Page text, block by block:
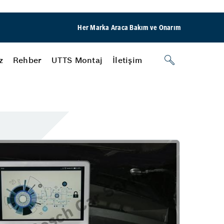
Her Marka Araca Bakım ve Onarım
Lastik
Rehber
Rehber
UTTS Montaj İletişim